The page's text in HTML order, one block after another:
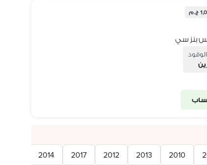
2010
2013
2012
2017
2014